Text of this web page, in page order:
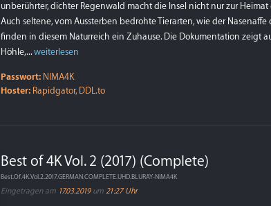
unberührter, dichter Regenwald macht die Insel nicht nur zur
Auch seltene, vom Aussterben bedrohte Tierarten, wie der
finden in diesem Naturreich ein Zuhause. Die Dokumentation zeigt
Höhle,... weiterlesen
Passwort: NIMA4K
Hoster: Rapidgator, DDL.to
Best of 4K Vol. 2 (2017) (Complete)
Best.Of.4K.Vol.2.2017.GERMAN.COMPLETE.UHD.BLURAY-NIMA4K
Eingetragen am 17.03.2019um 21:27 Uhr